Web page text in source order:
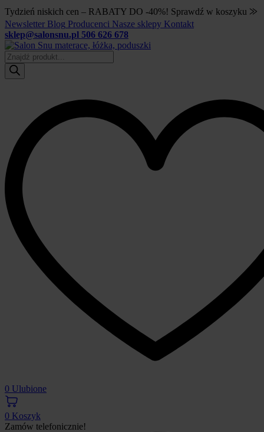
Tydzień niskich cen – RABATY DO -40%! Sprawdź w koszyku ⨠
Newsletter Blog Producenci Nasze sklepy Kontakt
sklep@salonsnu.pl 506 626 678
Wyszukiwarka
produktów
0 Ulubione
0 Koszyk
Zamów telefonicznie!